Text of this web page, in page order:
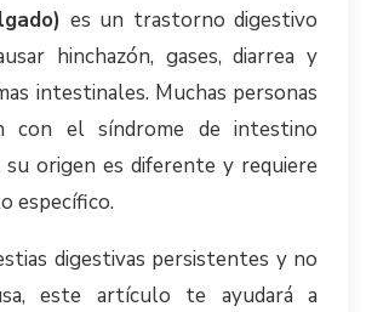
es un trastorno digestivo
hinchazón, gases, diarrea y
intestinales. Muchas personas
con el síndrome de intestino
origen es diferente y requiere
específico.
digestivas persistentes y no
este artículo te ayudará a